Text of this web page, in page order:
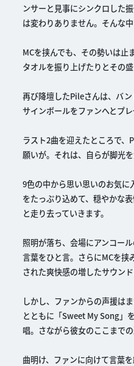
ンサーと見事にシンクロした
は変わりありません。そんな
MCを挟んでも、その勢いは
タオルを振り上げたりとその
再び降壇したPileさんは、バ
サインボールをファンへとプ
ラスト2曲を迎えたところで
願いが。それは、自らが脚光
9色の中から思い思いのお気
をたっぷり込めて、穏やかな
と走り去っていきます。
照明が落ち、会場にアンコー
言葉をひと言。さらにMCを
された爽快感の増したサウン
しかし、ファンからの声援は
とともに「Sweet My Song」
唱。さながら彼女のここまで
曲明け、ファンに向けて言葉